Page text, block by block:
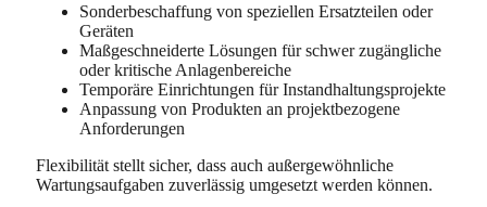
Sonderbeschaffung von speziellen Ersatzteilen oder
Geräten
Maßgeschneiderte Lösungen für schwer zugängliche
oder kritische Anlagenbereiche
Temporäre Einrichtungen für Instandhaltungsprojekte
Anpassung von Produkten an projektbezogene
Anforderungen
Flexibilität stellt sicher, dass auch außergewöhnliche
Wartungsaufgaben zuverlässig umgesetzt werden können.